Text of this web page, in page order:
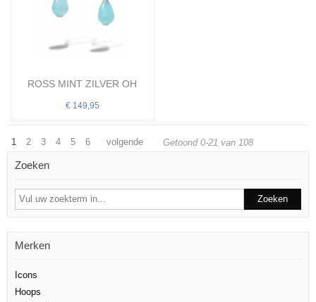
ROSS MINT ZILVER OH
€ 149,95
1 2 3 4 5 6 volgende Getoond 0-21 van 108
Zoeken
Merken
Icons
Hoops